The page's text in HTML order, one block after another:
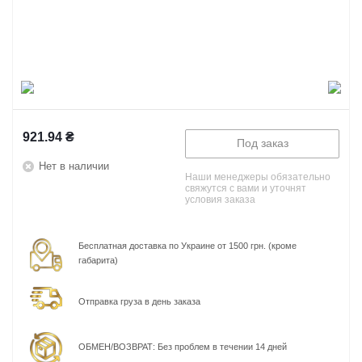
921.94 ₴
Нет в наличии
Под заказ
Наши менеджеры обязательно
свяжутся с вами и уточнят
условия заказа
Бесплатная доставка по Украине от 1500 грн. (кроме
габарита)
Отправка груза в день заказа
ОБМЕН/ВОЗВРАТ: Без проблем в течении 14 дней